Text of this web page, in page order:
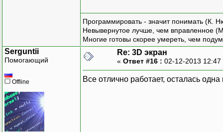
{
}
// Нажата ли
args.Button ==
// Приведённые
// чтобы центр был
new
);
}
// Очищаем
//
float scale =
// Сдвиги для
float shift =
Программировать - значит понимать (К.
Невывернутое лучше, чем вправленное
Многие готовы скорее умереть, чем
Serguntii
Помогающий
Offline
Re: 3D экран
« Ответ #16 : 02-12-2013
Все отлично работает, осталась